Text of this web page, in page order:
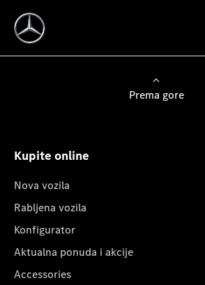
Prema gore
Kupite online
Nova vozila
Rabljena vozila
Konfigurator
Aktualna ponuda i akcije
Accessories